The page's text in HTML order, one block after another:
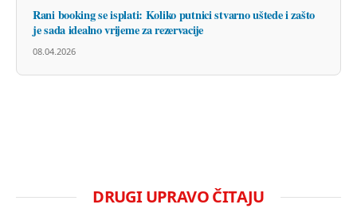
Rani booking se isplati: Koliko putnici stvarno uštede i zašto
je sada idealno vrijeme za rezervacije
08.04.2026
DRUGI UPRAVO ČITAJU